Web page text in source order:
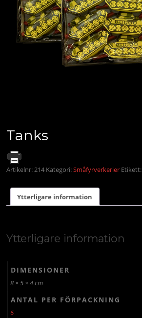
Tanks
Artikelnr:214 Kategori:Småfyrverkerier Etikett:
Ytterligare information
Ytterligare information
DIMENSIONER
8 × 5 × 4 cm
ANTAL PER FÖRPACKNING
6